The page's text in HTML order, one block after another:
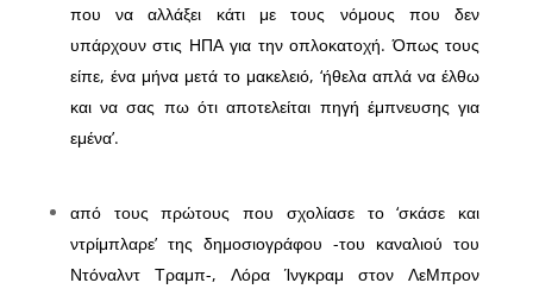
που να αλλάξει κάτι με τους νόμους που δεν
υπάρχουν στις ΗΠΑ για την οπλοκατοχή. Όπως τους
είπε, ένα μήνα μετά το μακελειό, ‘ήθελα απλά να έλθω
και να σας πω ότι αποτελείται πηγή έμπνευσης για
εμένα’.
από τους πρώτους που σχολίασε το ‘σκάσε και
ντρίμπλαρε’ της δημοσιογράφου -του καναλιού του
Ντόναλντ Τραμπ-, Λόρα Ίνγκραμ στον ΛεΜπρον